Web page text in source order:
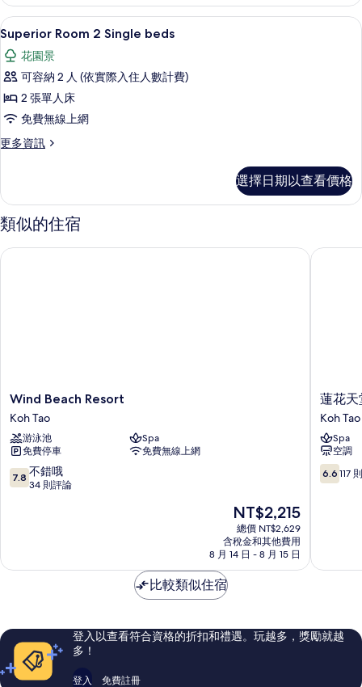
有
相
片
Single
beds
的
詳
顯
示
Superior
Room
2
Single
beds
有
相
片
Superior
5
Superior Room 2 Single beds
花園景
可容納 2 人 (依實際入住人數計費)
2 張單人床
免費無線上網
更多資訊
更
2
Single
beds
詳
選擇日期以查看價格
類似的住宿
Wind
Beach
Resort
Koh
Tao
Wind Beach Resort
Koh Tao
游泳池
Spa
免費停車
免費無線上網
7.8
分，
錯
評
論
7.8 不錯哦
34 則評論
現
在
價
格
為
NT$2,215
總價 NT$2,629
含稅金和其他費用
8 月 14 日 - 8 月 15 日
Wind Beach Resort
蓮
花
天
堂
度
假
酒
蓮花天
Koh Tao
Spa
空調
6.6
分，
評
6.6 117
蓮花天
比較類似住宿
登入以查看符合資格的折扣和禮遇。玩越多，獎勵就越
多！
登入 免費註冊